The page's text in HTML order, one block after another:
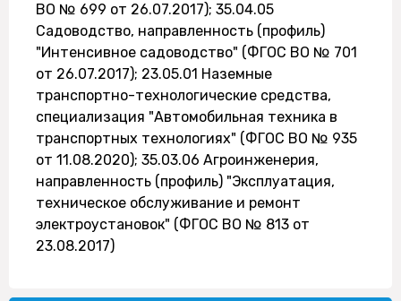
ВО № 699 от 26.07.2017); 35.04.05
Садоводство, направленность (профиль)
"Интенсивное садоводство" (ФГОС ВО № 701
от 26.07.2017); 23.05.01 Наземные
транспортно-технологические средства,
специализация "Автомобильная техника в
транспортных технологиях" (ФГОС ВО № 935
от 11.08.2020); 35.03.06 Агроинженерия,
направленность (профиль) "Эксплуатация,
техническое обслуживание и ремонт
электроустановок" (ФГОС ВО № 813 от
23.08.2017)